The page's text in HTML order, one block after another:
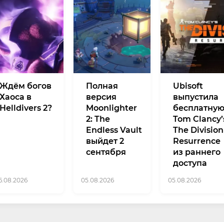
Ждём богов
Хаоса в
Helldivers 2?
Полная
версия
Moonlighter
2: The
Endless Vault
выйдет 2
сентября
05.08.2026
Ubisoft
выпустила
бесплатную
Tom
The Division
Resurrence
из раннего
доступа
05.08.2026